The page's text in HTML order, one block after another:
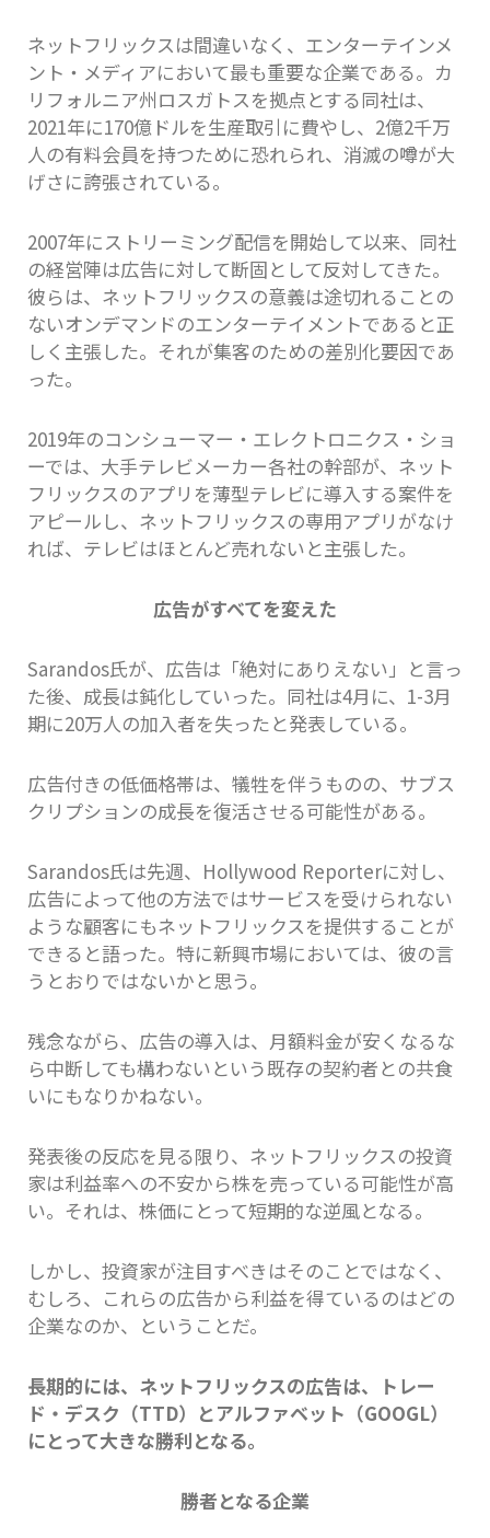
ネットフリックスは間違いなく、エンターテインメ
ント・メディアにおいて最も重要な企業である。カ
リフォルニア州ロスガトスを拠点とする同社は、
2021年に170億ドルを生産取引に費やし、2億2千万
人の有料会員を持つために恐れられ、消滅の噂が大
げさに誇張されている。
2007年にストリーミング配信を開始して以来、同社
の経営陣は広告に対して断固として反対してきた。
彼らは、ネットフリックスの意義は途切れることの
ないオンデマンドのエンターテイメントであると正
しく主張した。それが集客のための差別化要因であ
った。
2019年のコンシューマー・エレクトロニクス・ショ
ーでは、大手テレビメーカー各社の幹部が、ネット
フリックスのアプリを薄型テレビに導入する案件を
アピールし、ネットフリックスの専用アプリがなけ
れば、テレビはほとんど売れないと主張した。
広告がすべてを変えた
Sarandos氏が、広告は「絶対にありえない」と言っ
た後、成長は鈍化していった。同社は4月に、1-3月
期に20万人の加入者を失ったと発表している。
広告付きの低価格帯は、犠牲を伴うものの、サブス
クリプションの成長を復活させる可能性がある。
Sarandos氏は先週、Hollywood Reporterに対し、
広告によって他の方法ではサービスを受けられない
ような顧客にもネットフリックスを提供することが
できると語った。特に新興市場においては、彼の言
うとおりではないかと思う。
残念ながら、広告の導入は、月額料金が安くなるな
ら中断しても構わないという既存の契約者との共食
いにもなりかねない。
発表後の反応を見る限り、ネットフリックスの投資
家は利益率への不安から株を売っている可能性が高
い。それは、株価にとって短期的な逆風となる。
しかし、投資家が注目すべきはそのことではなく、
むしろ、これらの広告から利益を得ているのはどの
企業なのか、ということだ。
長期的には、ネットフリックスの広告は、トレー
ド・デスク（TTD）とアルファベット（GOOGL）
にとって大きな勝利となる。
勝者となる企業